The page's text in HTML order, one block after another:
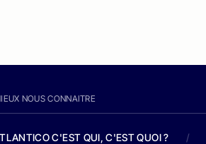
NOUS CONNAITRE
C'EST QUI, C'EST QUOI ? /